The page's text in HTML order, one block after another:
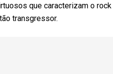
que caracterizam o
transgressor.